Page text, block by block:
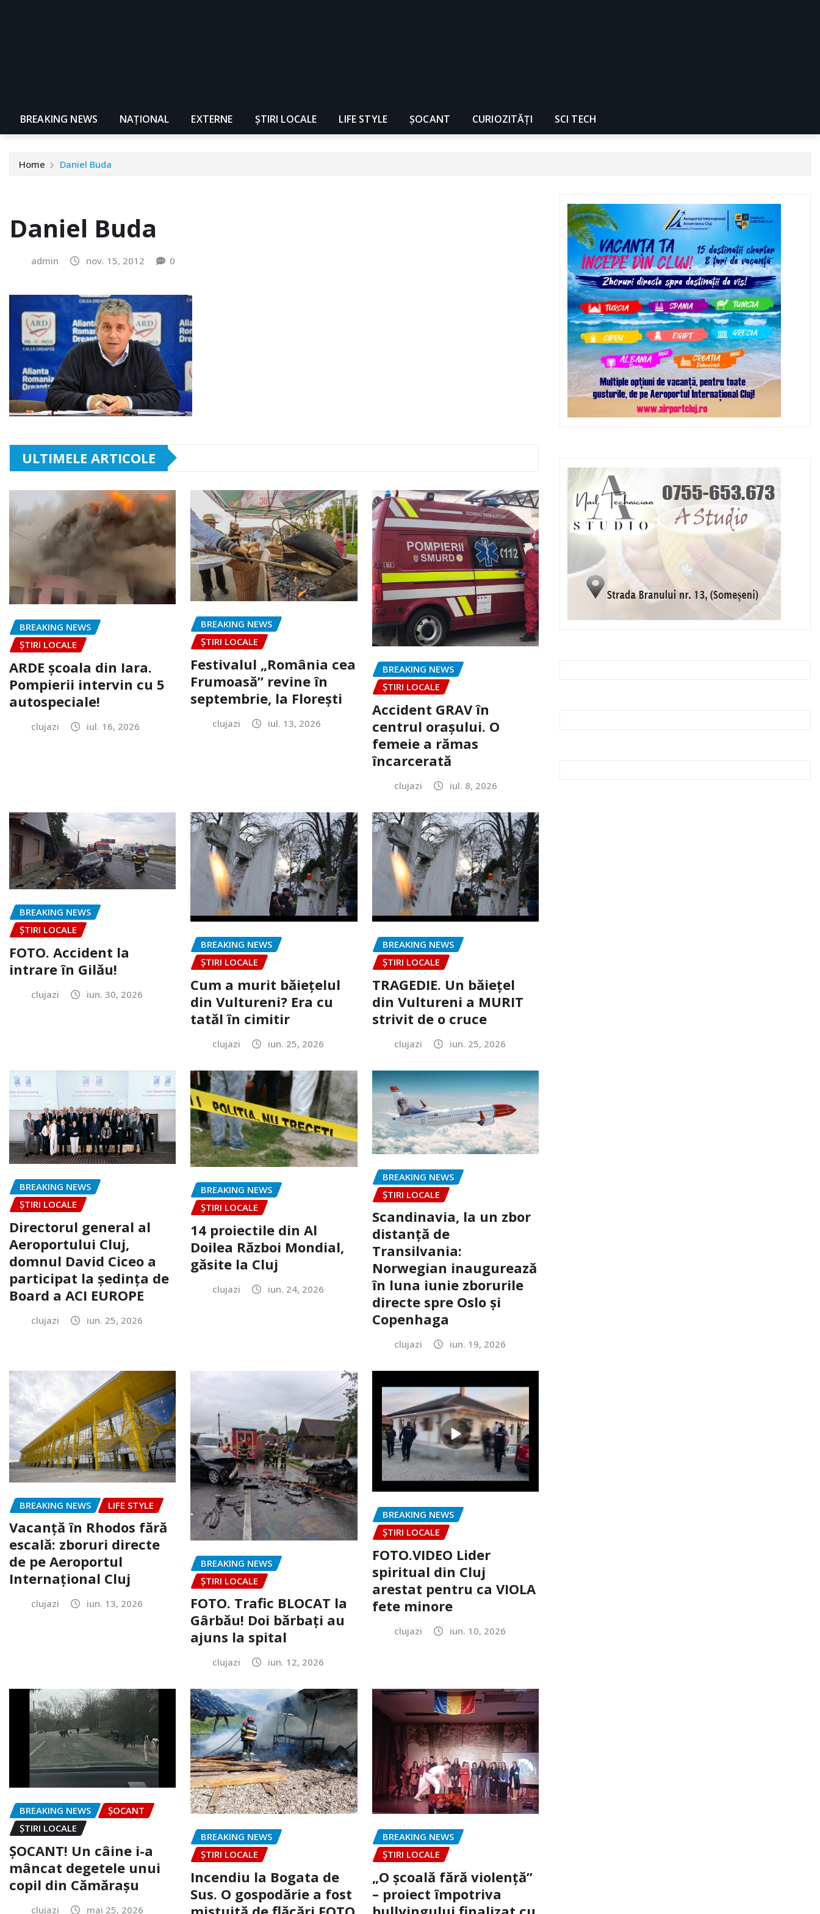
BREAKING NEWS NAŢIONAL EXTERNE ȘTIRI LOCALE LIFE STYLE ȘOCANT CURIOZITĂȚI SCI TECH
Home Daniel Buda
Daniel Buda
admin nov. 15, 2012 0
ULTIMELE ARTICOLE
BREAKING NEWS
ȘTIRI LOCALE
ARDE școala din Iara.
Pompierii intervin cu 5
autospeciale!
clujazi iul. 16, 2026
BREAKING NEWS
ȘTIRI LOCALE
Festivalul „România cea
Frumoasă” revine în
septembrie, la Florești
clujazi iul. 13, 2026
BREAKING NEWS
ȘTIRI LOCALE
Accident GRAV în
centrul orașului. O
femeie a rămas
încarcerată
clujazi iul. 8, 2026
BREAKING NEWS
ȘTIRI LOCALE
FOTO. Accident la
intrare în Gilău!
clujazi iun. 30, 2026
BREAKING NEWS
ȘTIRI LOCALE
Cum a murit băiețelul
din Vultureni? Era cu
tatăl în cimitir
clujazi iun. 25, 2026
BREAKING NEWS
ȘTIRI LOCALE
TRAGEDIE. Un băiețel
din Vultureni a MURIT
strivit de o cruce
clujazi iun. 25, 2026
BREAKING NEWS
ȘTIRI LOCALE
Directorul general al
Aeroportului Cluj,
domnul David Ciceo a
participat la ședința de
Board a ACI EUROPE
clujazi iun. 25, 2026
BREAKING NEWS
ȘTIRI LOCALE
14 proiectile din Al
Doilea Război Mondial,
găsite la Cluj
clujazi iun. 24, 2026
BREAKING NEWS
ȘTIRI LOCALE
Scandinavia, la un zbor
distanță de
Transilvania:
Norwegian inaugurează
în luna iunie zborurile
directe spre Oslo și
Copenhaga
clujazi iun. 19, 2026
BREAKING NEWS LIFE STYLE
Vacanță în Rhodos fără
escală: zboruri directe
de pe Aeroportul
Internațional Cluj
clujazi iun. 13, 2026
BREAKING NEWS
ȘTIRI LOCALE
FOTO. Trafic BLOCAT la
Gârbău! Doi bărbați au
ajuns la spital
clujazi iun. 12, 2026
BREAKING NEWS
ȘTIRI LOCALE
FOTO.VIDEO Lider
spiritual din Cluj
arestat pentru ca VIOLA
fete minore
clujazi iun. 10, 2026
BREAKING NEWS
ȘOCANT
ȘTIRI LOCALE
ȘOCANT! Un câine i-a
mâncat degetele unui
copil din Cămărașu
clujazi mai 25, 2026
BREAKING NEWS
ȘTIRI LOCALE
Incendiu la Bogata de
Sus. O gospodărie a fost
BREAKING NEWS
ȘTIRI LOCALE
„O școală fără violență”
– proiect împotriva